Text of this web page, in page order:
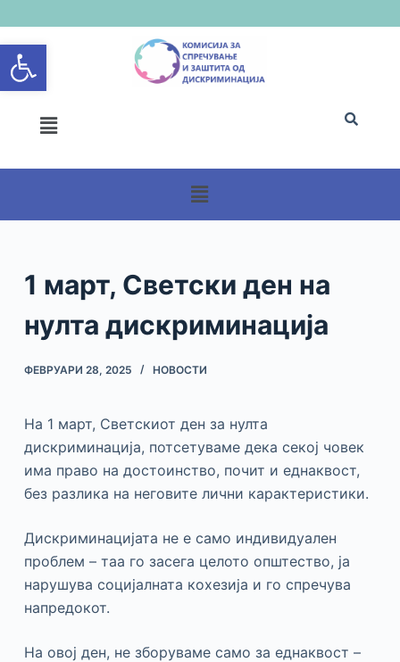
Open toolbark
i
p
n1 март, Светски ден на
нулта дискриминација
ФЕВРУАРИ 28, 2025 НОВОСТИ
На 1 март, Светскиот ден за нулта
дискриминација, потсетуваме дека секој човек
има право на достоинство, почит и еднаквост,
без разлика на неговите лични карактеристики.
Дискриминацијата не е само индивидуален
проблем – таа го засега целото општество, ја
нарушува социјалната кохезија и го спречува
напредокот.
На овој ден, не зборуваме само за еднаквост –